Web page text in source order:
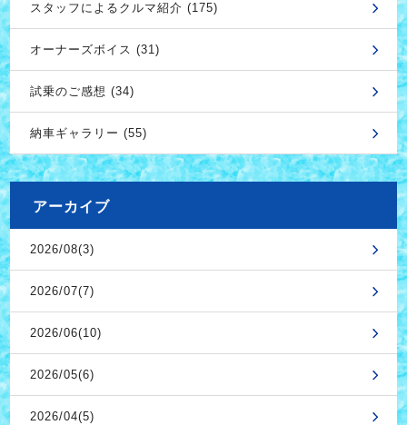
スタッフによるクルマ紹介 (175)
オーナーズボイス (31)
試乗のご感想 (34)
納車ギャラリー (55)
アーカイブ
2026/08(3)
2026/07(7)
2026/06(10)
2026/05(6)
2026/04(5)